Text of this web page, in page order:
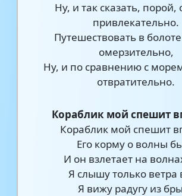
Ну, и так сказать, порой,
привлекательно.
Путешествовать в
омерзительно,
Ну, и по сравнению с
отвратительно.
Кораблик мой спешит
Кораблик мой спешит
Его корму о волны
И он взлетает на
Я слышу только ветра
Я вижу радугу из